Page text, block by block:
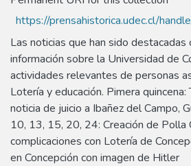
https://prensahistorica.udec.cl/
Las noticias que han sido destacadas
información sobre la Universidad de
actividades relevantes de personas
Lotería y educación. Pimera
noticia de juicio a Ibañez del Campo,
10, 13, 15, 20, 24: Creación de Polla
complicaciones con Lotería de
en Concepción con imagen de Hitler